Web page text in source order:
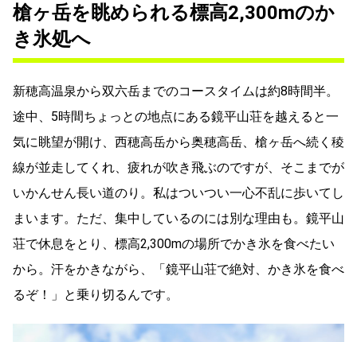
槍ヶ岳を眺められる標高2,300mのか
き氷処へ
新穂高温泉から双六岳までのコースタイムは約8時間半。
途中、5時間ちょっとの地点にある鏡平山荘を越えると一
気に眺望が開け、西穂高岳から奥穂高岳、槍ヶ岳へ続く稜
線が並走してくれ、疲れが吹き飛ぶのですが、そこまでが
いかんせん長い道のり。私はついつい一心不乱に歩いてし
まいます。ただ、集中しているのには別な理由も。鏡平山
荘で休息をとり、標高2,300mの場所でかき氷を食べたい
から。汗をかきながら、「鏡平山荘で絶対、かき氷を食べ
るぞ！」と乗り切るんです。